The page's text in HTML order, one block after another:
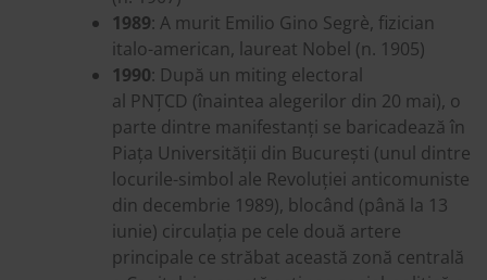
1989: A murit Emilio Gino Segrè, fizician
italo-american, laureat Nobel (n. 1905)
1990: După un miting electoral
al PNȚCD (înaintea alegerilor din 20 mai), o
parte dintre manifestanți se baricadează în
Piața Universității din București (unul dintre
locurile-simbol ale Revoluției anticomuniste
din decembrie 1989), blocând (până la 13
iunie) circulația pe cele două artere
principale ce străbat această zonă centrală